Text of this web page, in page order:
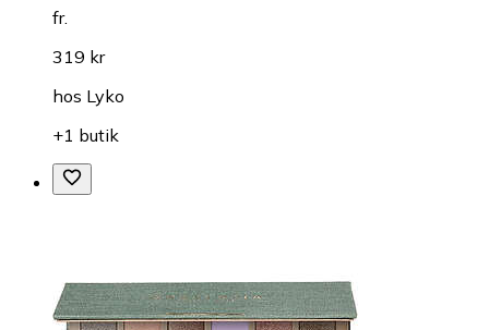
fr.
319 kr
hos Lyko
+1 butik